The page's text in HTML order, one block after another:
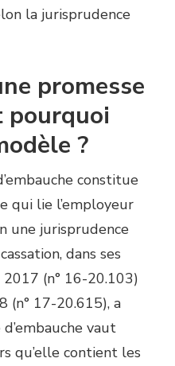
la jurisprudence
promesse
pourquoi
?
constitue
qui lie l’employeur
une jurisprudence
dans ses
(n° 16-20.103)
(n° 17-20.615), a
vaut
qu’elle contient les